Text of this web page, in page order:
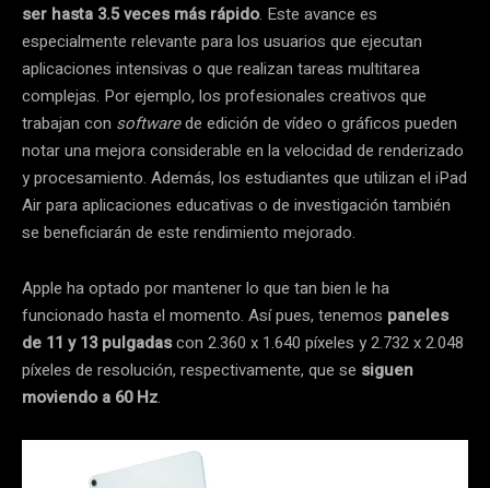
ser hasta 3.5 veces más rápido. Este avance es
especialmente relevante para los usuarios que ejecutan
aplicaciones intensivas o que realizan tareas multitarea
complejas. Por ejemplo, los profesionales creativos que
trabajan con softwarede edición de vídeo o gráficos pueden
notar una mejora considerable en la velocidad de renderizado
y procesamiento. Además, los estudiantes que utilizan el iPad
Air para aplicaciones educativas o de investigación también
se beneficiarán de este rendimiento mejorado.
Apple ha optado por mantener lo que tan bien le ha
funcionado hasta el momento. Así pues, tenemos paneles
de 11 y 13 pulgadascon 2.360 x 1.640 píxeles y 2.732 x 2.048
píxeles de resolución, respectivamente, que se siguen
moviendo a 60 Hz.